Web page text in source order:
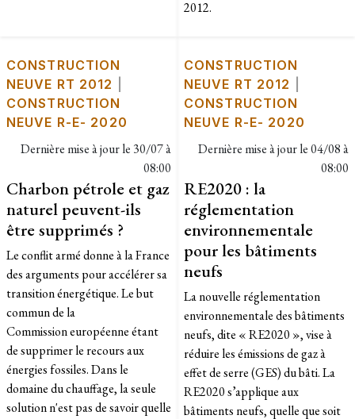
2012.
CONSTRUCTION
NEUVE RT 2012
CONSTRUCTION
NEUVE R-E- 2020
Dernière mise à jour le 30/07 à
08:00
Charbon pétrole et gaz
naturel peuvent-ils
être supprimés ?
Le conflit armé donne à la France
des arguments pour accélérer sa
transition énergétique. Le but
commun de la
Commission européenne étant
de supprimer le recours aux
énergies fossiles. Dans le
domaine du chauffage, la seule
solution n'est pas de savoir quelle
CONSTRUCTION
NEUVE RT 2012
CONSTRUCTION
NEUVE R-E- 2020
Dernière mise à jour le04/08 à
08:00
RE2020 : la
réglementation
environnementale
pour les bâtiments
neufs
La nouvelle réglementation
environnementale des bâtiments
neufs, dite « RE2020 », vise à
réduire les émissions de gaz à
effet de serre (GES) du bâti. La
RE2020 s’applique aux
bâtiments neufs, quelle que soit